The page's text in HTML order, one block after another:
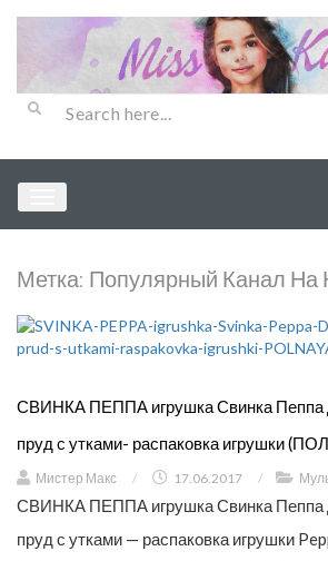
Метка: Популярный Канал На
СВИНКА ПЕППА игрушка Свинка Пеппа
пруд с утками- распаковка игрушки
Мистер Макс / 17.06.2017 /
СВИНКА ПЕППА игрушка Свинка Пеппа
пруд с утками — распаковка игрушки